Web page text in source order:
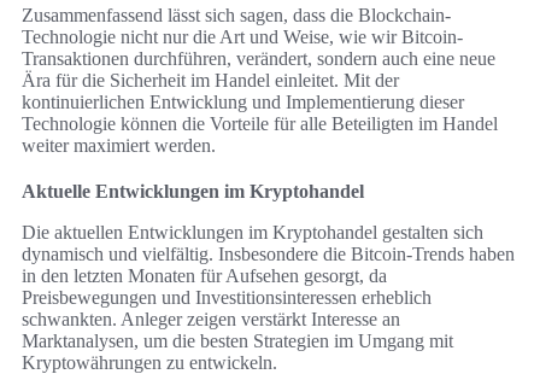
Zusammenfassend lässt sich sagen, dass die Blockchain-
Technologie nicht nur die Art und Weise, wie wir Bitcoin-
Transaktionen durchführen, verändert, sondern auch eine neue
Ära für die Sicherheit im Handel einleitet. Mit der
kontinuierlichen Entwicklung und Implementierung dieser
Technologie können die Vorteile für alle Beteiligten im Handel
weiter maximiert werden.
Aktuelle Entwicklungen im Kryptohandel
Die aktuellen Entwicklungen im Kryptohandel gestalten sich
dynamisch und vielfältig. Insbesondere die Bitcoin-Trends haben
in den letzten Monaten für Aufsehen gesorgt, da
Preisbewegungen und Investitionsinteressen erheblich
schwankten. Anleger zeigen verstärkt Interesse an
Marktanalysen, um die besten Strategien im Umgang mit
Kryptowährungen zu entwickeln.